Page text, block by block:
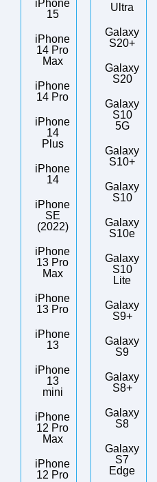
iPhone
15
iPhone
14 Pro
Max
iPhone
14 Pro
iPhone
14
Plus
iPhone
14
iPhone
SE
(2022)
iPhone
13 Pro
Max
iPhone
13 Pro
iPhone
13
iPhone
13
mini
iPhone
12 Pro
Max
iPhone
12 Pro
Ultra
Galaxy
S20+
Galaxy
S20
Galaxy
S10
5G
Galaxy
S10+
Galaxy
S10
Galaxy
S10e
Galaxy
S10
Lite
Galaxy
S9+
Galaxy
S9
Galaxy
S8+
Galaxy
S8
Galaxy
S7
Edge